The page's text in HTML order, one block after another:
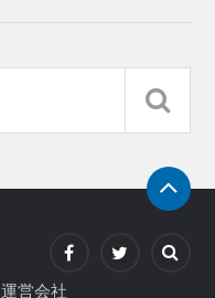
運営会社